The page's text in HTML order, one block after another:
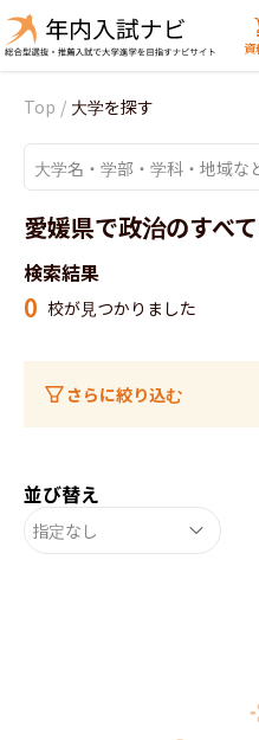
資
Top / 大学を探す
愛媛県で政治のすべ
検索結果
0 校が見つかりました
さらに絞り込む
並び替え
指定なし